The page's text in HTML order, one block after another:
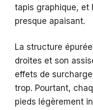
tapis graphique, et
presque apaisant.
La structure
droites et son
effets de
trop. Pourtant,
pieds légèrement